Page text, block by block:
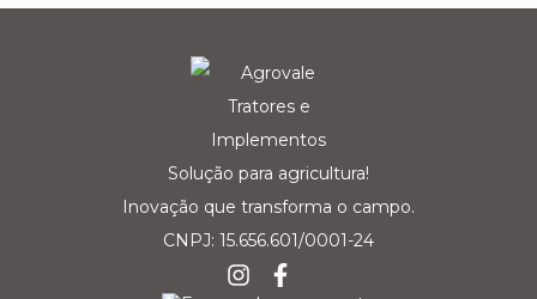
Solução para agricultura!
Inovação que transforma o campo.
CNPJ: 15.656.601/0001-24